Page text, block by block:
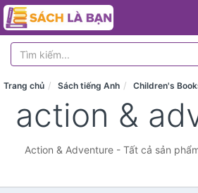
Trang chủ Sách tiếng Anh Children's
action &
Action & Adventure - Tất cả sản